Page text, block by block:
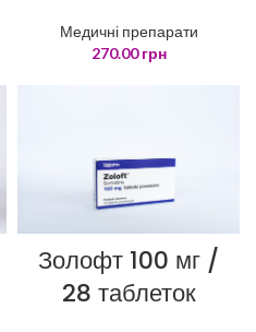
Медичні препарати
270.00грн
Золофт 100 мг /
28 таблеток